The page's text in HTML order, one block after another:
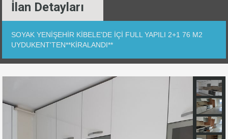
İlan Detayları
SOYAK YENİŞEHİR KİBELE'DE İÇİ FULL YAPILI 2+1 76 M2
UYDUKENT'TEN**KİRALANDI**